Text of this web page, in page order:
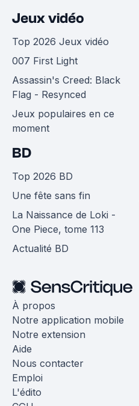
Jeux vidéo
Top 2026 Jeux vidéo
007 First Light
Assassin's Creed: Black
Flag - Resynced
Jeux populaires en ce
moment
BD
Top 2026 BD
Une fête sans fin
La Naissance de Loki -
One Piece, tome 113
Actualité BD
À propos
Notre application mobile
Notre extension
Aide
Nous contacter
Emploi
L'édito